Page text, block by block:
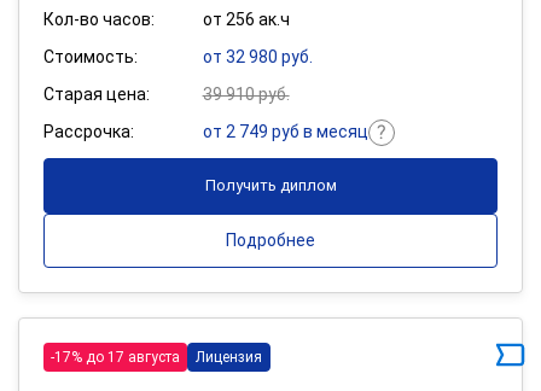
Кол-во часов:
от 256 ак.ч
Стоимость:
от 32 980 руб.
Старая цена:
39 910 руб.
Рассрочка:
от 2 749 руб в месяц
Получить диплом
Подробнее
-17% до 17 августа Лицензия